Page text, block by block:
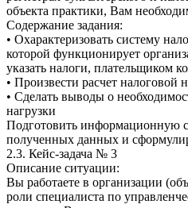
объекта практики, Вам
Содержание задания:
• Охарактеризовать систему
которой функционирует
указать налоги, плательщиком
• Произвести расчет налоговой
• Сделать выводы о
нагрузки
Подготовить информационную
полученных данных и
2.3. Кейс-задача № 3
Описание ситуации:
Вы работаете в организации
роли специалиста по